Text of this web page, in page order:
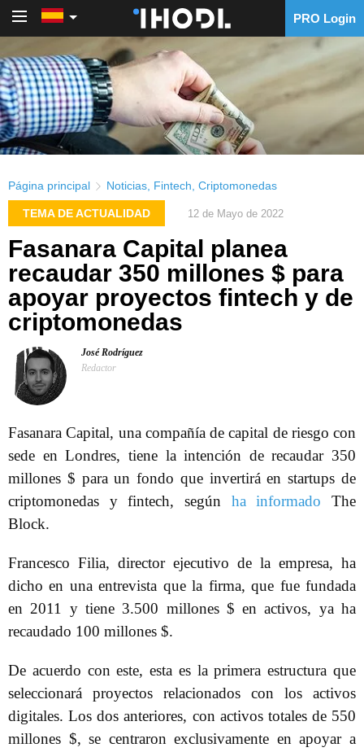
PRO Login
Página principal Noticias Fintech Criptomonedas
TEMA DE ACTUALIDAD 12 de Mayo de 2022
Fasanara Capital planea
recaudar 350 millones $ para
apoyar proyectos fintech y de
criptomonedas
José Rodríguez
Redactor
Fasanara Capital, una compañía de capital de riesgo con
sede en Londres, tiene la intención de recaudar 350
millones $ para un fondo que invertirá en startups de
criptomonedas y fintech, según ha informado The
Block.
Francesco Filia, director ejecutivo de la empresa, ha
dicho en una entrevista que la firma, que fue fundada
en 2011 y tiene 3.500 millones $ en activos, ya ha
recaudado 100 millones $.
De acuerdo con este, esta es la primera estructura que
seleccionará proyectos relacionados con los activos
digitales. Los dos anteriores, con activos totales de 550
millones $, se centraron exclusivamente en apoyar a